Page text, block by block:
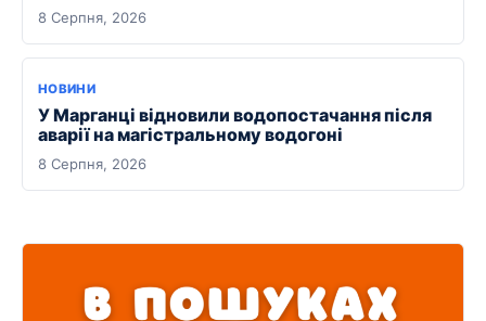
8 Серпня, 2026
НОВИНИ
У Марганці відновили водопостачання після
аварії на магістральному водогоні
8 Серпня, 2026